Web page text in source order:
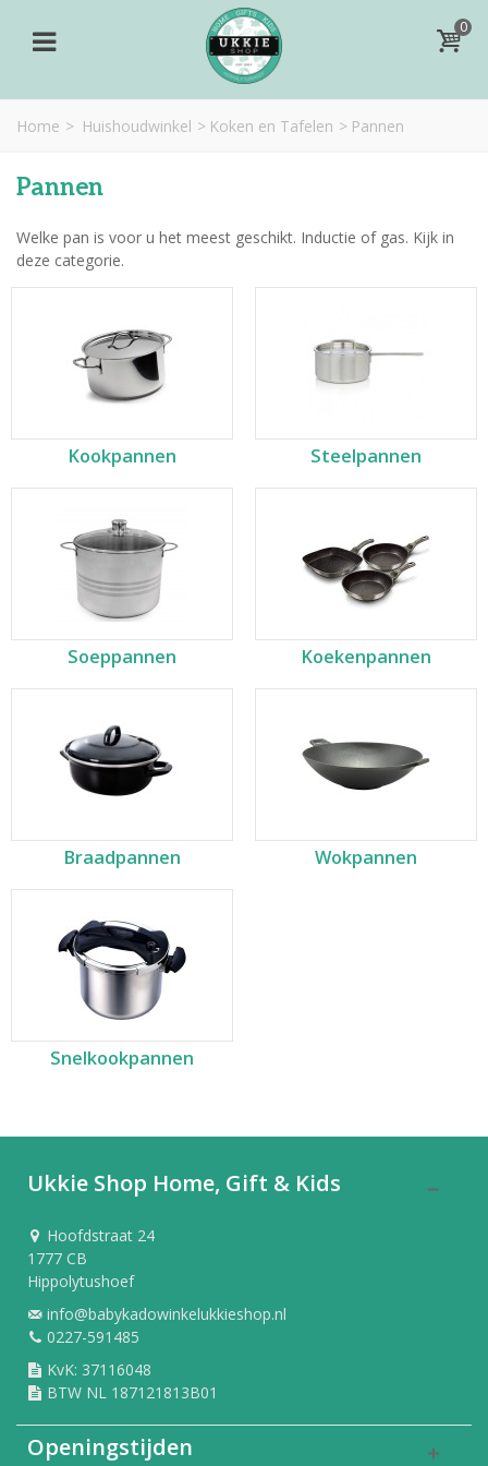
0
Home > Huishoudwinkel > Koken en Tafelen > Pannen
Pannen
Welke pan is voor u het meest geschikt. Inductie of gas. Kijk in
deze categorie.
Kookpannen Steelpannen
Soeppannen Koekenpannen
Braadpannen Wokpannen
Snelkookpannen
Ukkie Shop Home, Gift & Kids
Hoofdstraat 24
1777 CB
Hippolytushoef
info@babykadowinkelukkieshop.nl
0227-591485
KvK: 37116048
BTW NL 187121813B01
Openingstijden